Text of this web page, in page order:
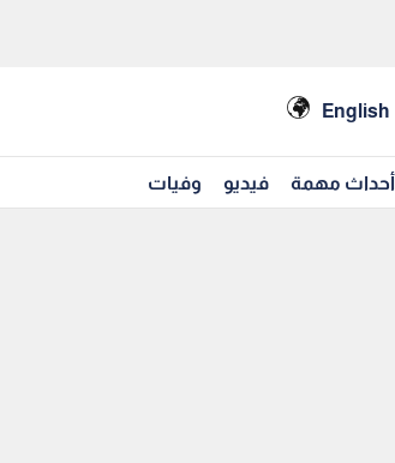
English
أحداث مهمة فيديو وفيات